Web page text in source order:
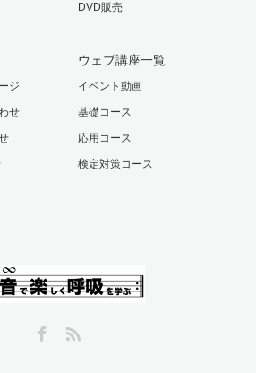
DVD販売
ジ
せ
ウェブ講座一覧
イベント動画
基礎コース
応用コース
検定対策コース